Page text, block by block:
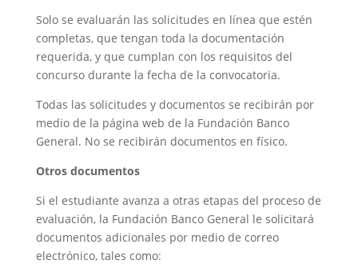
Solo se evaluarán las solicitudes en línea que estén
completas, que tengan toda la documentación
requerida, y que cumplan con los requisitos del
concurso durante la fecha de la convocatoria.
Todas las solicitudes y documentos se recibirán por
medio de la página web de la Fundación Banco
General. No se recibirán documentos en físico.
Otros documentos
Si el estudiante avanza a otras etapas del proceso de
evaluación, la Fundación Banco General le solicitará
documentos adicionales por medio de correo
electrónico, tales como: